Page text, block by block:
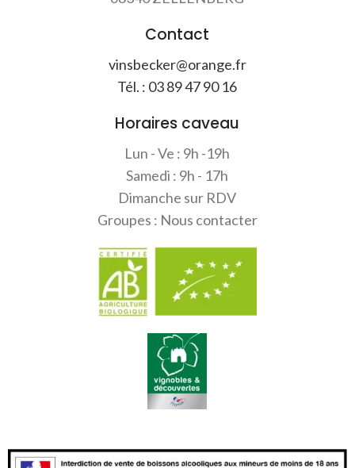
Contact
vinsbecker@orange.fr
Tél. : 03 89 47 90 16
Horaires caveau
Lun - Ve : 9h -19h
Samedi : 9h - 17h
Dimanche sur RDV
Groupes : Nous contacter